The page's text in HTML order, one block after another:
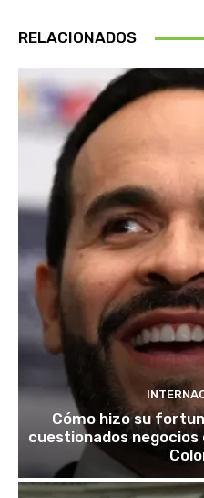
RELACIONADOS
Cómo hizo su
cuestionados